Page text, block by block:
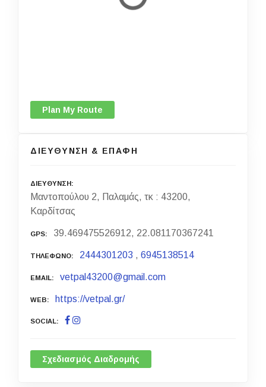
Plan My Route
ΔΙΕΥΘΥΝΣΗ & ΕΠΑΦΗ
ΔΙΕΥΘΥΝΣΗ
Μαντοπούλου 2, Παλαμάς, τκ : 43200,
Καρδίτσας
GPS 39.469475526912, 22.081170367241
ΤΗΛΕΦΩΝΟ 2444301203 ,6945138514
EMAIL vetpal43200@gmail.com
WEB https://vetpal.gr/
SOCIAL
Σχεδιασμός Διαδρομής